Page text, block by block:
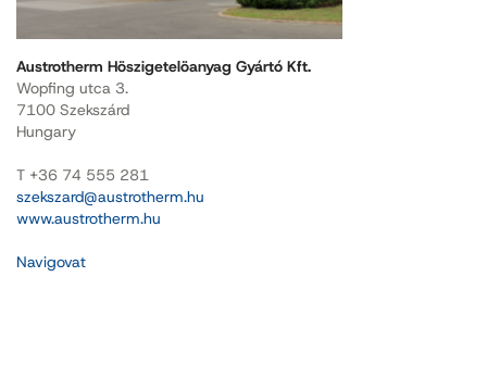
Austrotherm Höszigetelöanyag Gyártó Kft.
Wopfing utca 3.
7100 Szekszárd
Hungary
T +36 74 555 281
szekszard@austrotherm.hu
www.austrotherm.hu
Navigovat